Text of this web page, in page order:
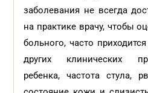
заболевания не всегда
на практике врачу, чтобы
больного, часто
других клинических
ребенка, частота стула,